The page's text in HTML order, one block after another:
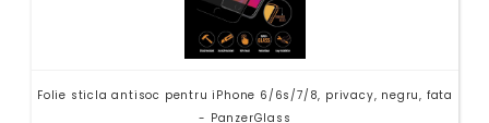
Folie sticla antisoc pentru iPhone 6/6s/7/8, privacy, negru, fata
- PanzerGlass